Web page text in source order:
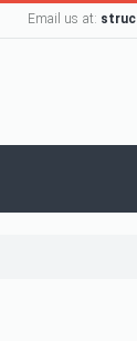
Email us at: